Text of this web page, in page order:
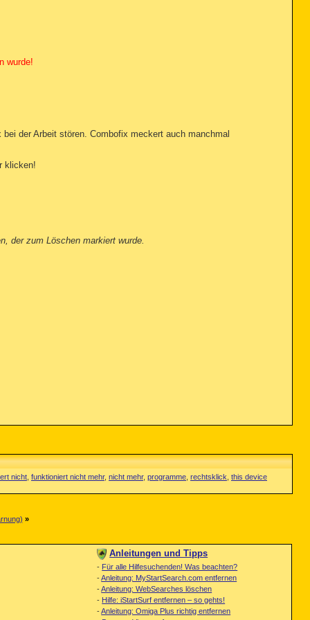
wurde!
der Arbeit stören. Combofix meckert auch manchmal
klicken!
der zum Löschen markiert wurde.
nicht funktioniert nicht mehr, nicht mehr, programme rechtsklick this device
»
Anleitungen und Tipps
- Für alle Hilfesuchenden! Was beachten?
-Anleitung: MyStartSearch.com entfernen
-Anleitung: WebSearches löschen
- Hilfe: iStartSurf entfernen – so gehts!
-Anleitung: Omiga Plus richtig entfernen